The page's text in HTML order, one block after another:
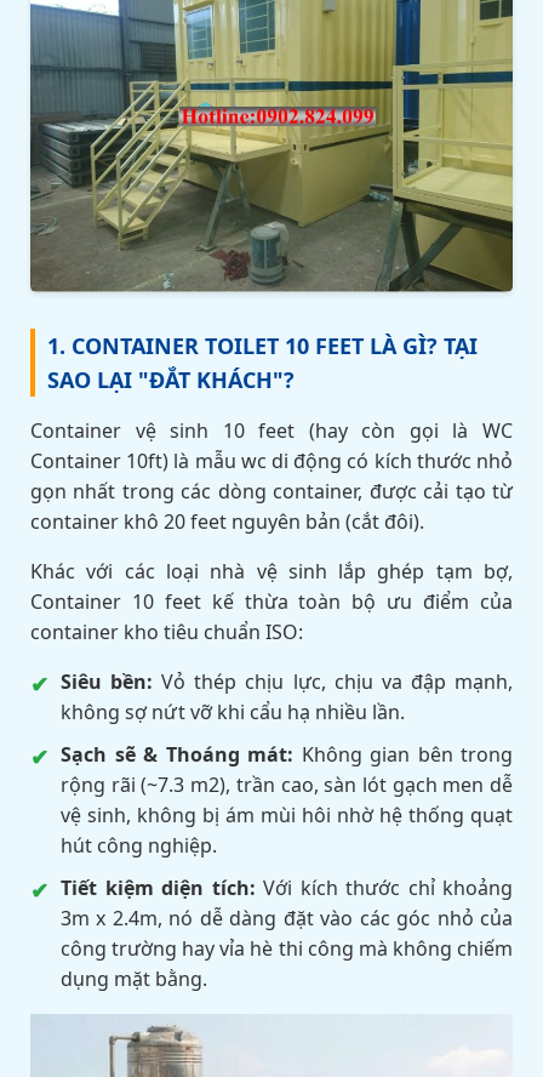
1. CONTAINER TOILET 10 FEET LÀ GÌ? TẠI
SAO LẠI "ĐẮT KHÁCH"?
Container vệ sinh 10 feet (hay còn gọi là WC
Container 10ft) là mẫu wc di động có kích thước nhỏ
gọn nhất trong các dòng container, được cải tạo từ
container khô 20 feet nguyên bản (cắt đôi).
Khác với các loại nhà vệ sinh lắp ghép tạm bợ,
Container 10 feet kế thừa toàn bộ ưu điểm của
container kho tiêu chuẩn ISO:
Siêu bền: Vỏ thép chịu lực, chịu va đập mạnh,
không sợ nứt vỡ khi cẩu hạ nhiều lần.
Sạch sẽ & Thoáng mát: Không gian bên trong
rộng rãi (~7.3 m2), trần cao, sàn lót gạch men dễ
vệ sinh, không bị ám mùi hôi nhờ hệ thống quạt
hút công nghiệp.
Tiết kiệm diện tích: Với kích thước chỉ khoảng
3m x 2.4m, nó dễ dàng đặt vào các góc nhỏ của
công trường hay vỉa hè thi công mà không chiếm
dụng mặt bằng.